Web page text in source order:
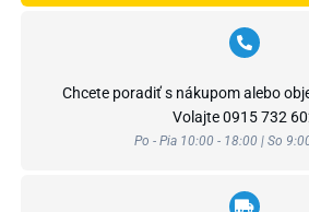
Chcete poradiť s nákupom alebo
Volajte0915 732
Po - Pia 10:00 - 18:00 | So